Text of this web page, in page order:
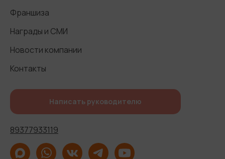
Франшиза
Награды и СМИ
Новости компании
Контакты
Написать руководителю
89377933119